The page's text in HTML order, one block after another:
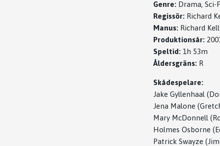
Genre: Drama, Sci-
Regissör: Richard
Manus: Richard
Produktionsår:
Speltid: 1h 53m
Åldersgräns: R
Skådespelare:
Jake Gyllenhaal
Jena Malone
Mary McDonnell
Holmes Osborne
Patrick Swayze